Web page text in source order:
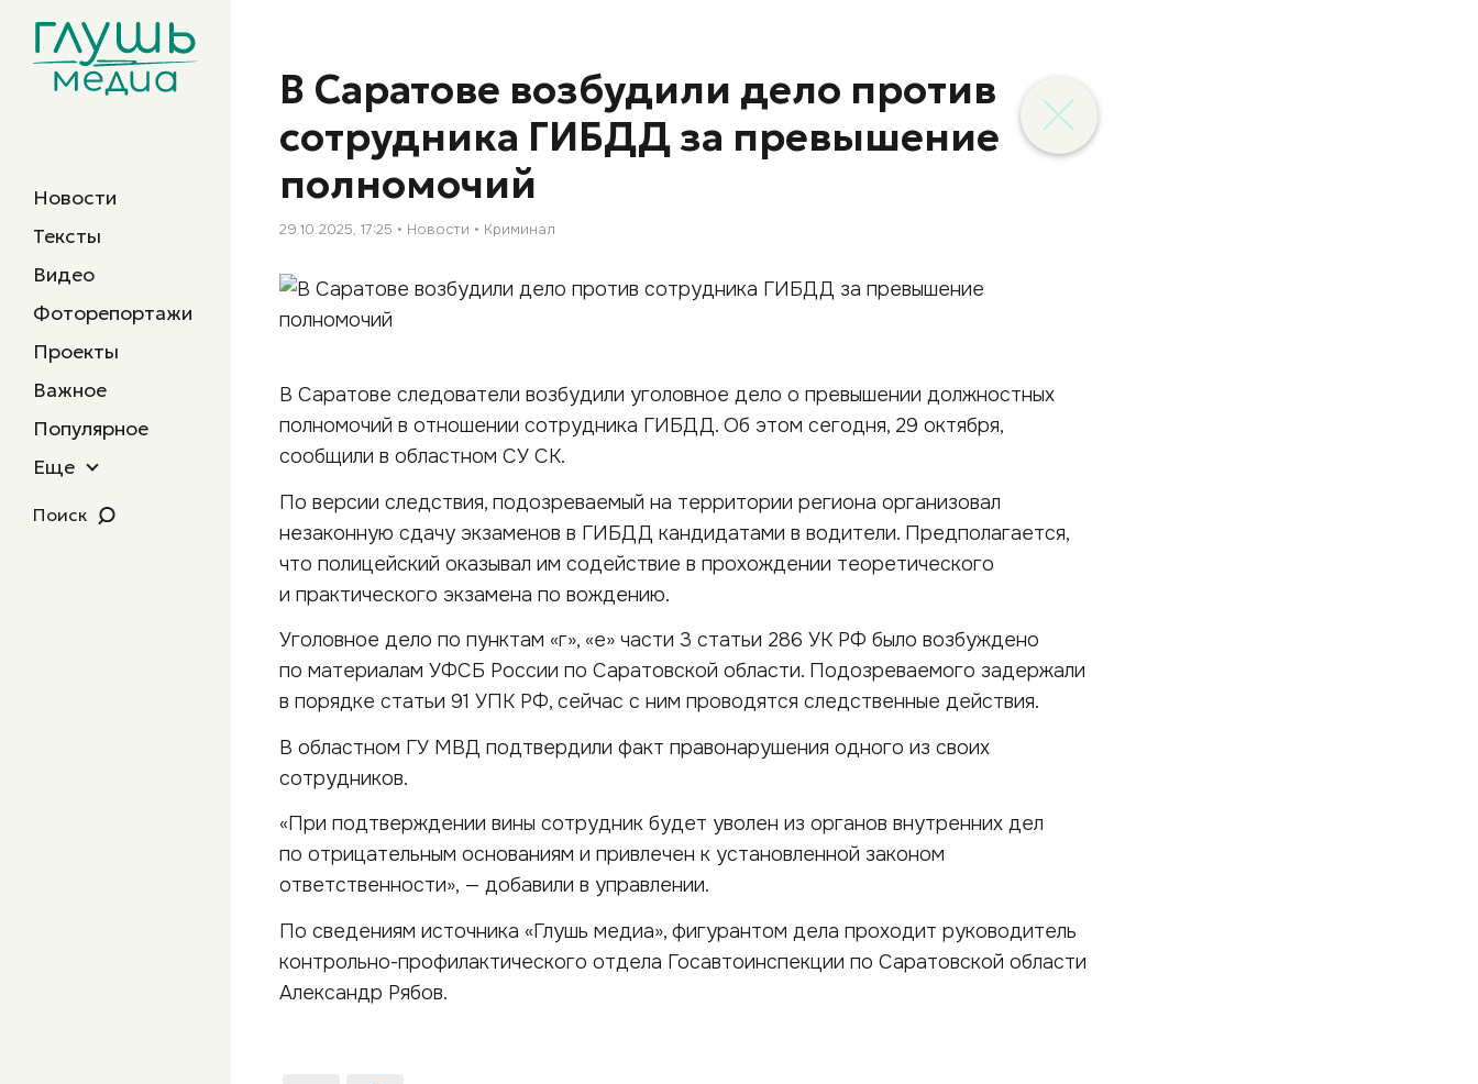
Новости
Тексты
Видео
Фоторепортажи
Проекты
Важное
Популярное
Еще
Поиск
В Саратове возбудили дело против
сотрудника ГИБДД за превышение
полномочий
29.10.2025, 17:25 Новости Криминал
В Саратове следователи возбудили уголовное дело о превышении должностных
полномочий в отношении сотрудника ГИБДД. Об этом сегодня, 29 октября,
сообщили в областном СУ СК.
По версии следствия, подозреваемый на территории региона организовал
незаконную сдачу экзаменов в ГИБДД кандидатами в водители. Предполагается,
что полицейский оказывал им содействие в прохождении теоретического
и практического экзамена по вождению.
Уголовное дело по пунктам «г», «е» части 3 статьи 286 УК РФ было возбуждено
по материалам УФСБ России по Саратовской области. Подозреваемого задержали
в порядке статьи 91 УПК РФ, сейчас с ним проводятся следственные действия.
В областном ГУ МВД подтвердили факт правонарушения одного из своих
сотрудников.
«При подтверждении вины сотрудник будет уволен из органов внутренних дел
по отрицательным основаниям и привлечен к установленной законом
ответственности», — добавили в управлении.
По сведениям источника «Глушь медиа», фигурантом дела проходит руководитель
контрольно-профилактического отдела Госавтоинспекции по Саратовской области
Александр Рябов.